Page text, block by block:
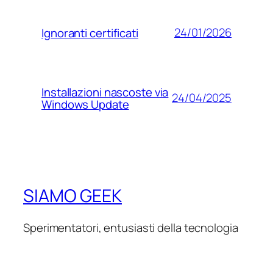
Ignoranti certificati 24/01/2026
Installazioni nascoste via
Windows Update 24/04/2025
SIAMO GEEK
Sperimentatori, entusiasti della tecnologia